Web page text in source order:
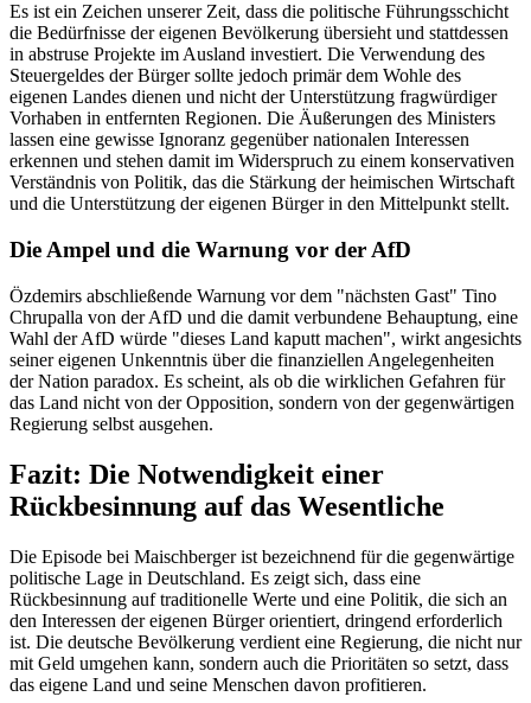
Es ist ein Zeichen unserer Zeit, dass die politische Führungsschicht
die Bedürfnisse der eigenen Bevölkerung übersieht und stattdessen
in abstruse Projekte im Ausland investiert. Die Verwendung des
Steuergeldes der Bürger sollte jedoch primär dem Wohle des
eigenen Landes dienen und nicht der Unterstützung fragwürdiger
Vorhaben in entfernten Regionen. Die Äußerungen des Ministers
lassen eine gewisse Ignoranz gegenüber nationalen Interessen
erkennen und stehen damit im Widerspruch zu einem konservativen
Verständnis von Politik, das die Stärkung der heimischen Wirtschaft
und die Unterstützung der eigenen Bürger in den Mittelpunkt stellt.
Die Ampel und die Warnung vor der AfD
Özdemirs abschließende Warnung vor dem "nächsten Gast" Tino
Chrupalla von der AfD und die damit verbundene Behauptung, eine
Wahl der AfD würde "dieses Land kaputt machen", wirkt angesichts
seiner eigenen Unkenntnis über die finanziellen Angelegenheiten
der Nation paradox. Es scheint, als ob die wirklichen Gefahren für
das Land nicht von der Opposition, sondern von der gegenwärtigen
Regierung selbst ausgehen.
Fazit: Die Notwendigkeit einer
Rückbesinnung auf das Wesentliche
Die Episode bei Maischberger ist bezeichnend für die gegenwärtige
politische Lage in Deutschland. Es zeigt sich, dass eine
Rückbesinnung auf traditionelle Werte und eine Politik, die sich an
den Interessen der eigenen Bürger orientiert, dringend erforderlich
ist. Die deutsche Bevölkerung verdient eine Regierung, die nicht nur
mit Geld umgehen kann, sondern auch die Prioritäten so setzt, dass
das eigene Land und seine Menschen davon profitieren.